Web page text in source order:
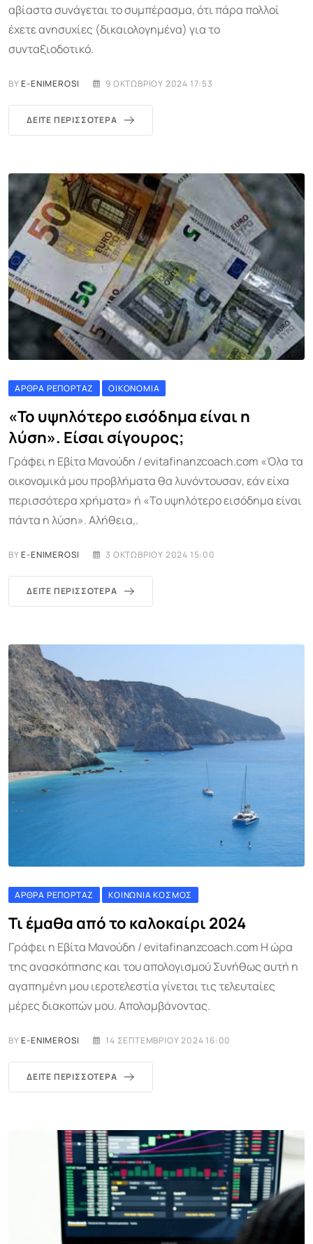
αβίαστα συνάγεται το συμπέρασμα, ότι πάρα πολλοί
έχετε ανησυχίες (δικαιολογημένα) για το
συνταξιοδοτικό.
BYE-ENIMEROSI 9 ΟΚΤΩΒΡΊΟΥ 2024 17:53
ΔΕΊΤΕ ΠΕΡΙΣΣΌΤΕΡΑ
ΆΡΘΡΑ ΡΕΠΟΡΤΆΖ ΟΙΚΟΝΟΜΊΑ
«Το υψηλότερο εισόδημα είναι η
λύση». Είσαι σίγουρος;
Γράφει η Εβίτα Μανούδη / evitafinanzcoach.com «Όλα τα
οικονομικά μου προβλήματα θα λυνόντουσαν, εάν είχα
περισσότερα χρήματα» ή «Το υψηλότερο εισόδημα είναι
πάντα η λύση». Αλήθεια,.
BYE-ENIMEROSI 3 ΟΚΤΩΒΡΊΟΥ 2024 15:00
ΔΕΊΤΕ ΠΕΡΙΣΣΌΤΕΡΑ
ΆΡΘΡΑ ΡΕΠΟΡΤΆΖ ΚΟΙΝΩΝΊΑ ΚΌΣΜΟΣ
Τι έμαθα από το καλοκαίρι 2024
Γράφει η Εβίτα Μανούδη / evitafinanzcoach.com Η ώρα
της ανασκόπησης και του απολογισμού Συνήθως αυτή η
αγαπημένη μου ιεροτελεστία γίνεται τις τελευταίες
μέρες διακοπών μου. Απολαμβάνοντας.
BYE-ENIMEROSI 14 ΣΕΠΤΕΜΒΡΊΟΥ 2024 16:00
ΔΕΊΤΕ ΠΕΡΙΣΣΌΤΕΡΑ